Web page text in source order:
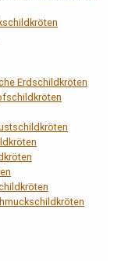
Erdschildkröten